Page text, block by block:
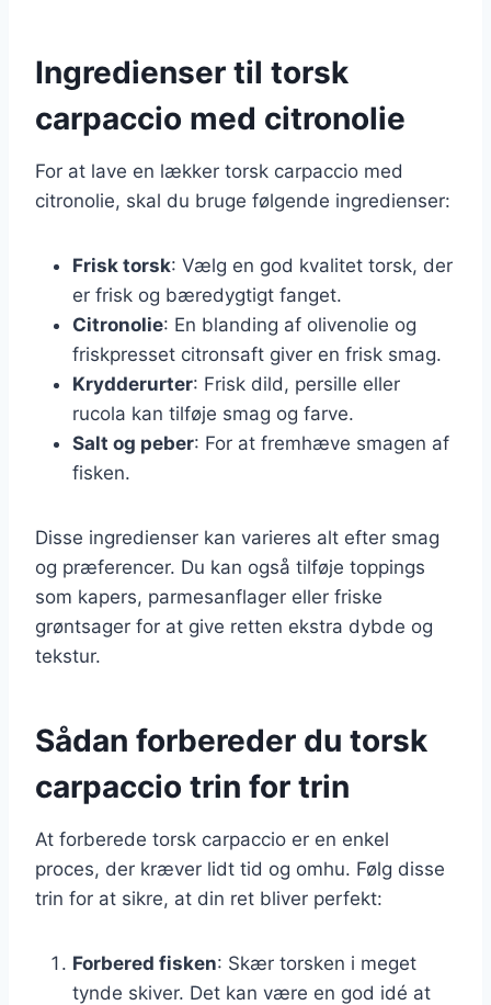
Ingredienser til torsk
carpaccio med citronolie
For at lave en lækker torsk carpaccio med
citronolie, skal du bruge følgende ingredienser:
Frisk torsk: Vælg en god kvalitet torsk, der
er frisk og bæredygtigt fanget.
Citronolie: En blanding af olivenolie og
friskpresset citronsaft giver en frisk smag.
Krydderurter: Frisk dild, persille eller
rucola kan tilføje smag og farve.
Salt og peber: For at fremhæve smagen af
fisken.
Disse ingredienser kan varieres alt efter smag
og præferencer. Du kan også tilføje toppings
som kapers, parmesanflager eller friske
grøntsager for at give retten ekstra dybde og
tekstur.
Sådan forbereder du torsk
carpaccio trin for trin
At forberede torsk carpaccio er en enkel
proces, der kræver lidt tid og omhu. Følg disse
trin for at sikre, at din ret bliver perfekt:
Forbered fisken: Skær torsken i meget
tynde skiver. Det kan være en god idé at